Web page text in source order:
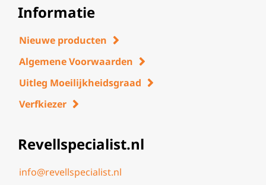
Informatie
Nieuwe producten
Algemene Voorwaarden
Uitleg Moeilijkheidsgraad
Verfkiezer
Revellspecialist.nl
info@revellspecialist.nl